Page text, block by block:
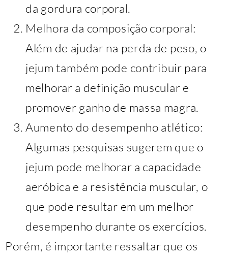
da gordura corporal.
Melhora da composição corporal:
Além de ajudar na perda de peso, o
jejum também pode contribuir para
melhorar a definição muscular e
promover ganho de massa magra.
Aumento do desempenho atlético:
Algumas pesquisas sugerem que o
jejum pode melhorar a capacidade
aeróbica e a resistência muscular, o
que pode resultar em um melhor
desempenho durante os exercícios.
Porém, é importante ressaltar que os